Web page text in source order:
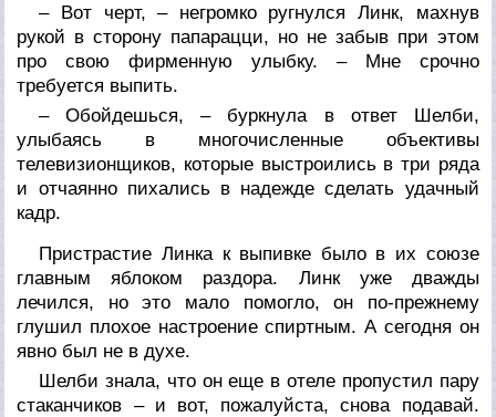
– Вот черт, – негромко ругнулся Линк, махнув
рукой в сторону папарацци, но не забыв при этом
про свою фирменную улыбку. – Мне срочно
требуется выпить.
– Обойдешься, – буркнула в ответ Шелби,
улыбаясь в многочисленные объективы
телевизионщиков, которые выстроились в три ряда
и отчаянно пихались в надежде сделать удачный
кадр.
Пристрастие Линка к выпивке было в их союзе
главным яблоком раздора. Линк уже дважды
лечился, но это мало помогло, он по-прежнему
глушил плохое настроение спиртным. А сегодня он
явно был не в духе.
Шелби знала, что он еще в отеле пропустил пару
стаканчиков – и вот, пожалуйста, снова подавай.